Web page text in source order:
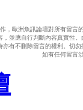
，歐洲魚訊論壇對所有留
並應自行判斷內容真實性
有不刪除留言的權利。切
如有任何留言